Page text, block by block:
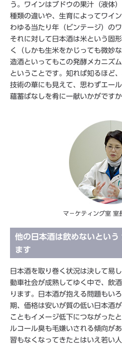
う。ワインはブドウの果汁（液体
種類の違いや、生育によってワイ
わゆる当たり年（ビンテージ）の
それに対して日本酒は米という固
く（しかも生米をかじっても微妙
造酒といってもこの発酵メカニズ
ということです。知れば知るほど
技術の華にも見えて、思わずエー
蘊蓄ばなしを肴に一献いかがですか
マ－ケティング室 室
他の日本酒は飲めないという
ます
日本酒を取り巻く状況は決して易
動車社会が成熟してゆく中で、飲
ります。日本酒が抱える問題もい
期、価格は安いが質の低い日本酒
こともイメージ低下につながった
ルコール臭も毛嫌いされる傾向が
習もなくなってきたとはいえ若い